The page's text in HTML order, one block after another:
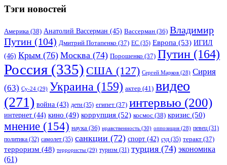
Тэги новостей
Америка (38) Анатолий Вассерман (45) Вассерман (36) Владимир
Путин (104) Дмитрий Потапенко (37) ЕС (35) Европа (53) ИГИЛ
(46) Крым (76) Москва (74) Порошенко (37) Путин (164)
Россия (335) США (127) Сергей Марков (28) Сирия
(63) Су-24 (29) Украина (159) актер (41) видео
(271) война (43) дети (35) египет (37) интервью (200)
интернет (44) кино (49) коррупция (52) космос (38) кризис (50)
мнение (154) наука (36) нравственность (30) оппозиция (28) певец (31)
политика (32) самолет (35) санкции (72) спорт (42) суд (35) теракт (37)
терроризм (48) террористы (29) туризм (31) турция (74) экономика
(61)